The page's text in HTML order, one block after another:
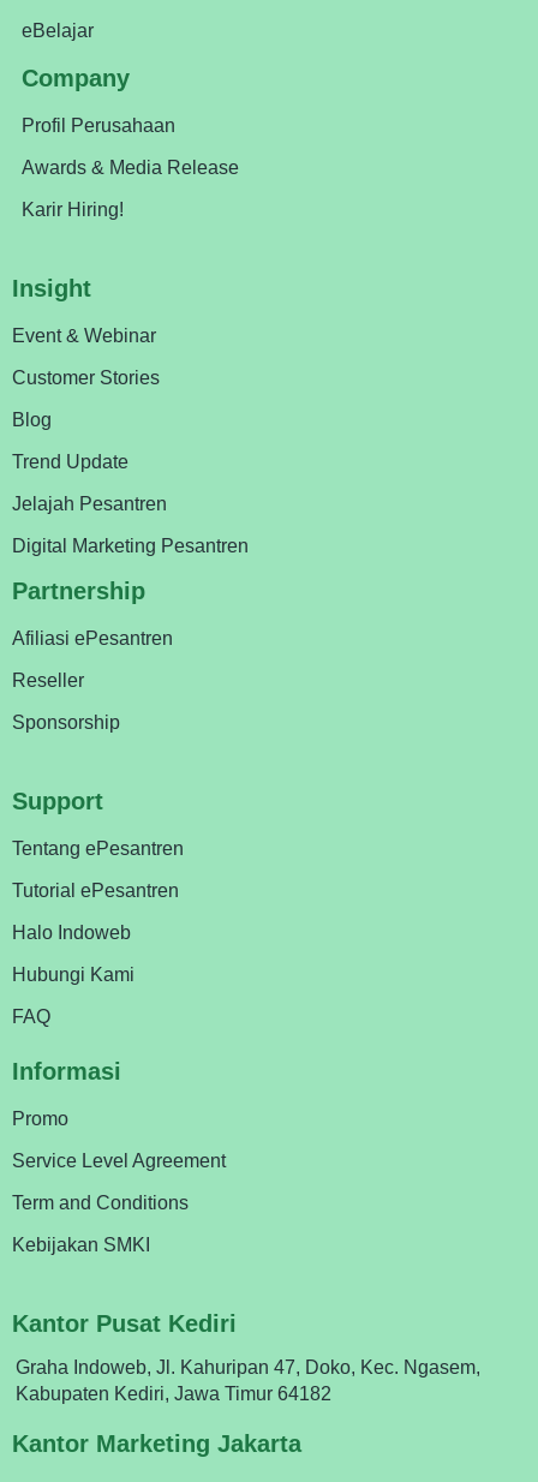
eBelajar
Company
Profil Perusahaan
Awards & Media Release
Karir Hiring!
Insight
Event & Webinar
Customer Stories
Blog
Trend Update
Jelajah Pesantren
Digital Marketing Pesantren
Partnership
Afiliasi ePesantren
Reseller
Sponsorship
Support
Tentang ePesantren
Tutorial ePesantren
Halo Indoweb
Hubungi Kami
FAQ
Informasi
Promo
Service Level Agreement
Term and Conditions
Kebijakan SMKI
Kantor Pusat Kediri
Graha Indoweb, Jl. Kahuripan 47, Doko, Kec. Ngasem,
Kabupaten Kediri, Jawa Timur 64182
Kantor Marketing Jakarta